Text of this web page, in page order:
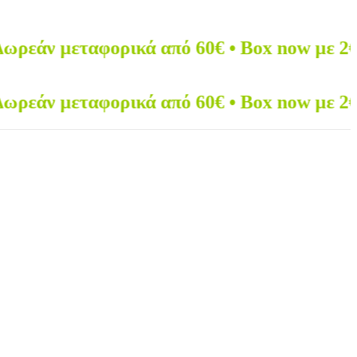
από 60€ • Box now με 2€
από 60€ • Box now με 2€